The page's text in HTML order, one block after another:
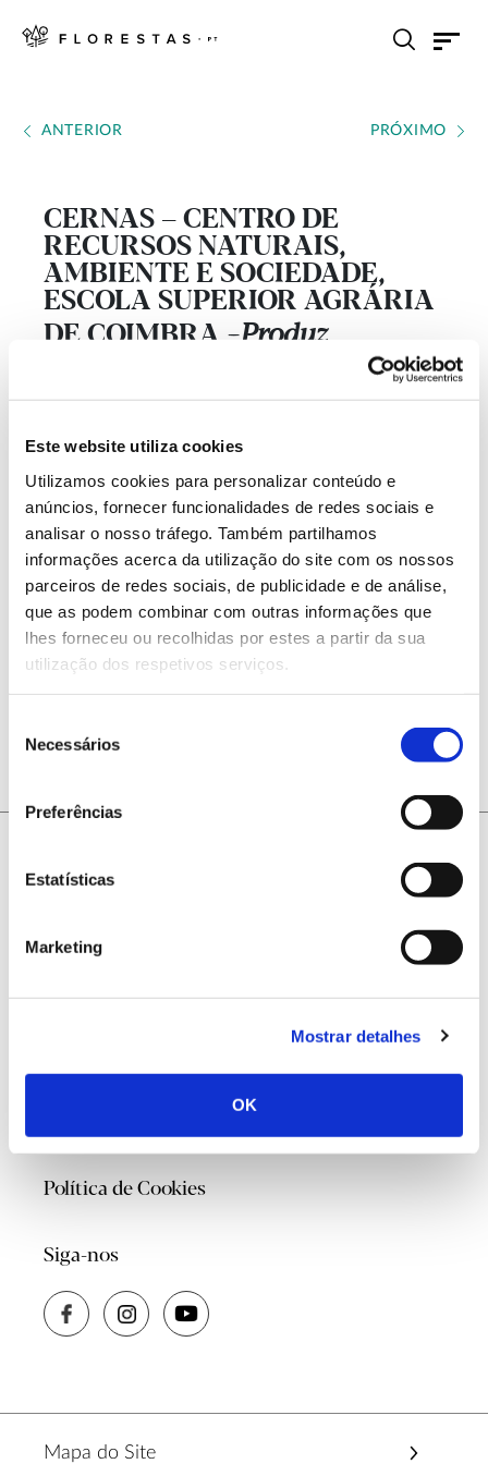
Este website utiliza cookies
Utilizamos cookies para personalizar conteúdo e
anúncios, fornecer funcionalidades de redes sociais e
analisar o nosso tráfego. Também partilhamos
informações acerca da utilização do site com os nossos
parceiros de redes sociais, de publicidade e de análise,
que as podem combinar com outras informações que
lhes forneceu ou recolhidas por estes a partir da sua
utilização dos respetivos serviços.
Necessários
Preferências
Estatísticas
Marketing
Mostrar detalhes
OK
ANTERIOR PRÓXIMO
CERNAS – CENTRO DE
RECURSOS NATURAIS,
AMBIENTE E SOCIEDADE,
ESCOLA SUPERIOR AGRÁRIA
DE COIMBRA --- Produz
investigação nos domínios da
Engenharia Alimentar e
Ambiente e Sociedade.
Quem Somos
Política de Privacidade
Política de Cookies
Siga-nos
Mapa do Site